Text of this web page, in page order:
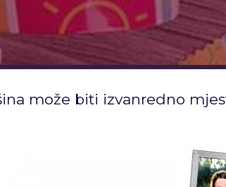
može biti izvanredno